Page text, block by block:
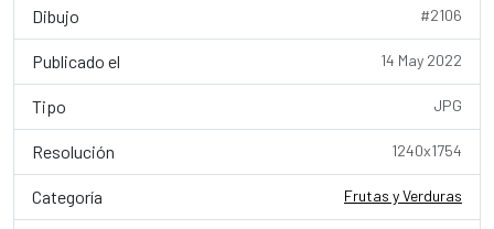
Dibujo #2106
Publicado el 14 May 2022
Tipo JPG
Resolución 1240x1754
Categoría Frutas y Verduras